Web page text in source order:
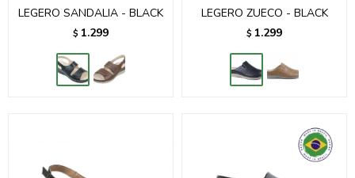
LEGERO SANDALIA - BLACK
$ 1.299
LEGERO ZUECO - BLACK
$ 1.299